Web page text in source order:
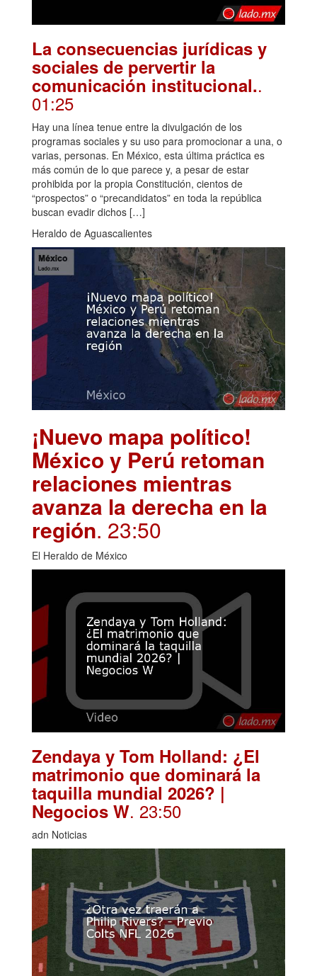
La consecuencias jurídicas y
sociales de pervertir la
comunicación institucional..
01:25
Hay una línea tenue entre la divulgación de los
programas sociales y su uso para promocionar a una, o
varias, personas. En México, esta última práctica es
más común de lo que parece y, a pesar de estar
prohibida por la propia Constitución, cientos de
“prospectos” o “precandidatos” en toda la república
buscan evadir dichos […]
Heraldo de Aguascalientes
¡Nuevo mapa político!
México y Perú retoman
relaciones mientras
avanza la derecha en la
región. 23:50
El Heraldo de México
Zendaya y Tom Holland: ¿El
matrimonio que dominará la
taquilla mundial 2026? |
Negocios W. 23:50
adn Noticias